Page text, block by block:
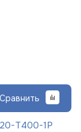
Сравнить
Т400-1Р